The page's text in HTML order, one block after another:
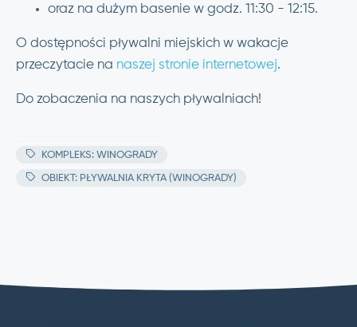
oraz na dużym basenie w godz. 11:30 - 12:15.
O dostępności pływalni miejskich w wakacje
przeczytacie na naszej stronie internetowej.
Do zobaczenia na naszych pływalniach!
KOMPLEKS: WINOGRADY
OBIEKT: PŁYWALNIA KRYTA (WINOGRADY)